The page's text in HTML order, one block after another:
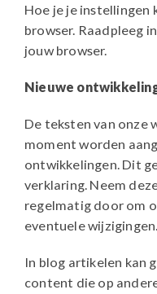
Hoe je je instellingen
browser. Raadpleeg
jouw browser.
Nieuwe
De teksten van onze
moment worden
ontwikkelingen. Dit
verklaring. Neem
regelmatig door om
eventuele wijzigingen.
In blog artikelen kan
content die op